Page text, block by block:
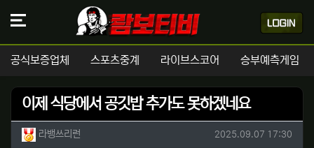
공식보증업체 스포츠중계 라이브스코어 승부예측게임
이제 식당에서 공깃밥 추가도 못하겠네요
작성자 정보
라뱅쓰리런 작성일
2025.09.07 17:30